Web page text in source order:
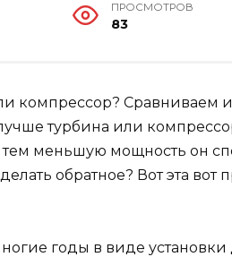
ПРОСМОТРОВ
83
турбина или
тем меньшую мощность он
обратное? Вот эта
годы в виде установки